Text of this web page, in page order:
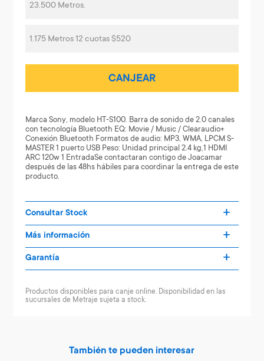
23.500 Metros.
1.175 Metros 12 cuotas $520
CANJEAR
Marca Sony, modelo HT-S100. Barra de sonido de 2.0 canales
con tecnología Bluetooth EQ: Movie / Music / Clearaudio+
Conexión Bluetooth Formatos de audio: MP3, WMA, LPCM S-
MASTER 1 puerto USB Peso: Unidad principal 2.4 kg,1 HDMI
ARC 120w 1 EntradaSe contactaran contigo de Joacamar
después de las 48hs hábiles para coordinar la entrega de este
producto.
Consultar Stock
Más información
Garantía
Productos disponibles para canje online. Disponibilidad en las
sucursales de Metraje sujeta a stock.
También te pueden interesar